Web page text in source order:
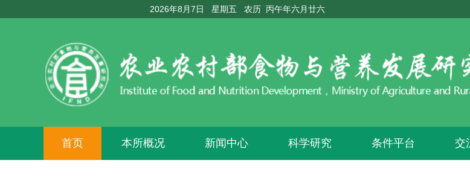
2026年8月7日 星期五 农历 丙午年六月廿六
首页 本所概况 新闻中心 科学研究 条件平台 交